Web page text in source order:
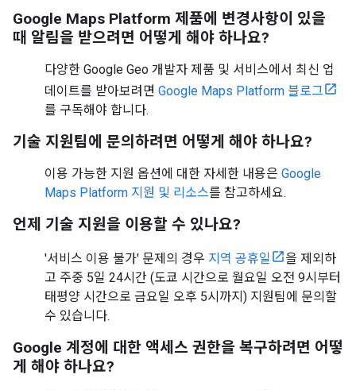
Google Maps Platform 제품에 변경사항이 있을
때 알림을 받으려면 어떻게 해야 하나요?
다양한 Google Geo 개발자 제품 및 서비스에서 최신 업
데이트를 받아보려면 Google Maps Platform 블로그
를 구독해야 합니다.
기술 지원팀에 문의하려면 어떻게 해야 하나요?
이용 가능한 지원 옵션에 대한 자세한 내용은 Google
Maps Platform 지원 및 리소스를 참고하세요.
언제 기술 지원을 이용할 수 있나요?
'서비스 이용 불가' 문제의 경우 지역 공휴일
을 제외하
고 주중 5일 24시간 (도쿄 시간으로 월요일 오전 9시부터
태평양 시간으로 금요일 오후 5시까지) 지원팀에 문의할
수 있습니다.
Google 계정에 대한 액세스 권한을 복구하려면 어떻
게 해야 하나요?